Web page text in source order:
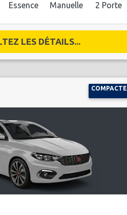
Essence Manuelle 2 Porte
LES DÉTAILS...
COMPACTE